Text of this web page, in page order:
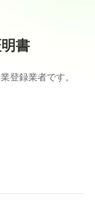
書
登録業者です。